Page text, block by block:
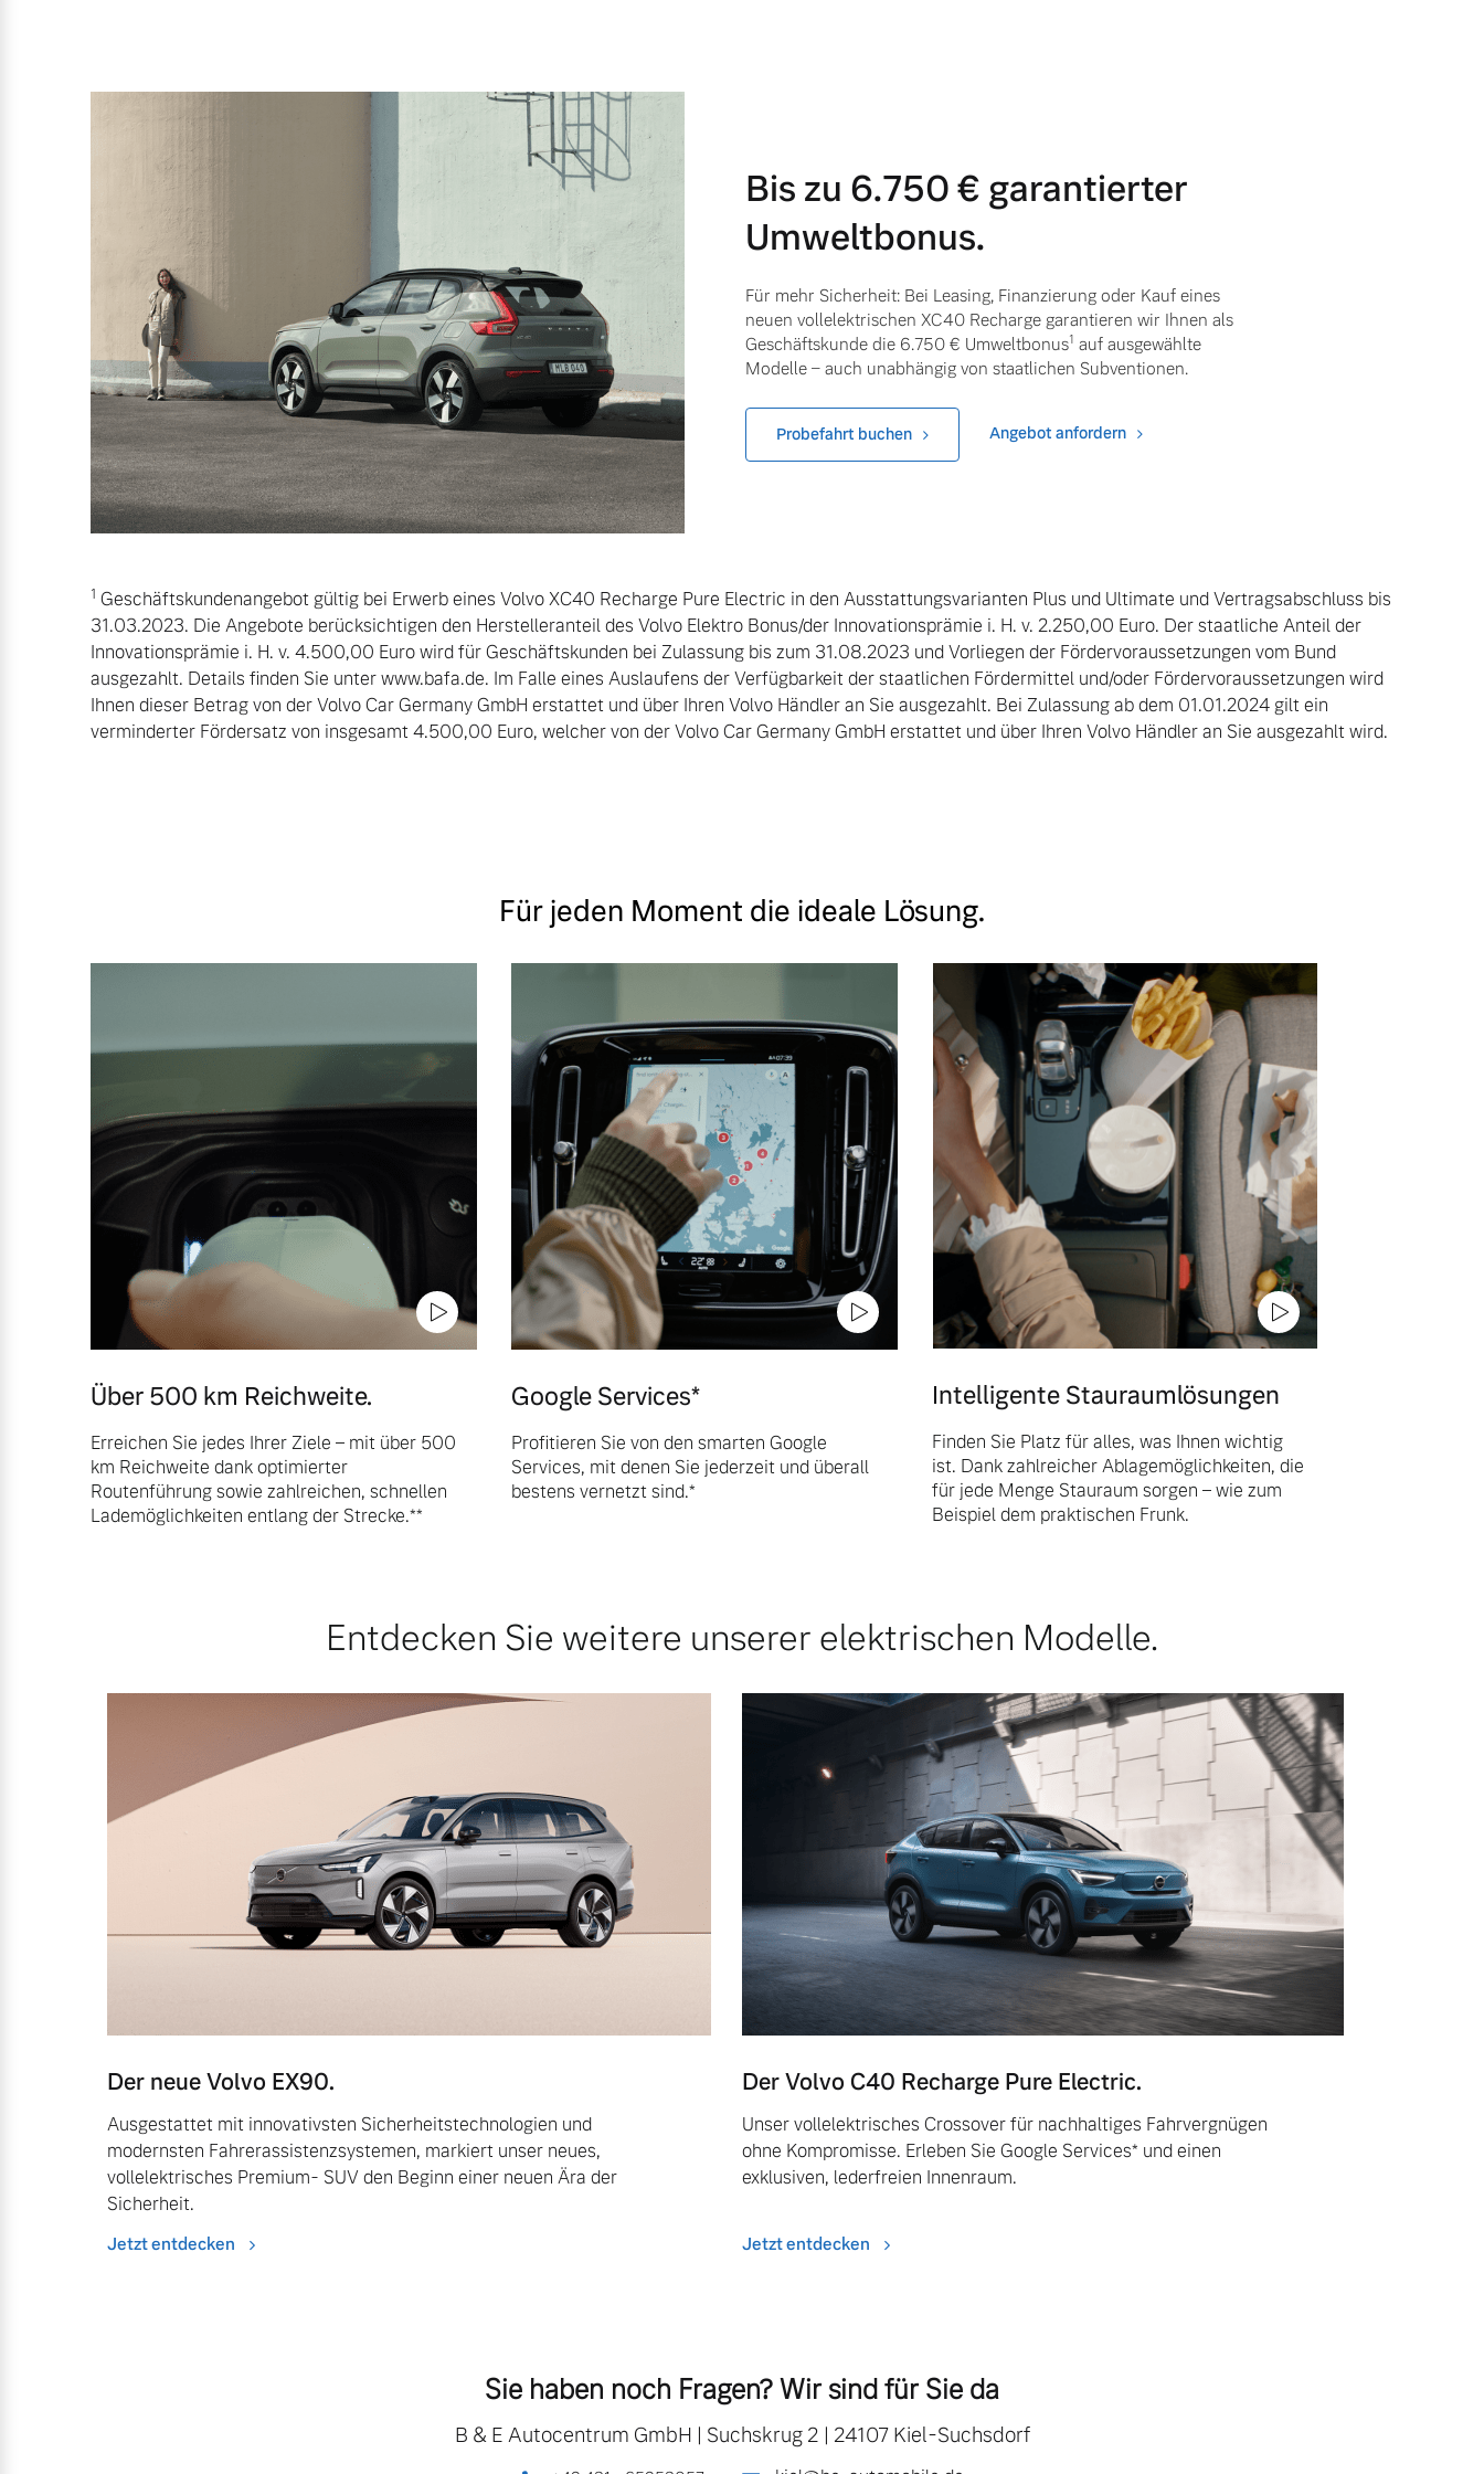
Entdecken Sie unsere saisonalen Angebote.
Mehr erfahren
Finanzierung & Leasing
Versicherung
Bis zu 6.750 € garantierter
Umweltbonus.
Für mehr Sicherheit: Bei Leasing, Finanzierung oder Kauf eines
neuen vollelektrischen XC40 Recharge garantieren wir Ihnen als
Geschäftskunde die 6.750 € Umweltbonus1 auf ausgewählte
Modelle – auch unabhängig von staatlichen Subventionen.
Probefahrt buchen Angebot anfordern
1 Geschäftskundenangebot gültig bei Erwerb eines Volvo XC40 Recharge Pure Electric in den Ausstattungsvarianten Plus und Ultimate und Vertragsabschluss bis
31.03.2023. Die Angebote berücksichtigen den Herstelleranteil des Volvo Elektro Bonus/der Innovationsprämie i. H. v. 2.250,00 Euro. Der staatliche Anteil der
Innovationsprämie i. H. v. 4.500,00 Euro wird für Geschäftskunden bei Zulassung bis zum 31.08.2023 und Vorliegen der Fördervoraussetzungen vom Bund
ausgezahlt. Details finden Sie unter www.bafa.de. Im Falle eines Auslaufens der Verfügbarkeit der staatlichen Fördermittel und/oder Fördervoraussetzungen wird
Ihnen dieser Betrag von der Volvo Car Germany GmbH erstattet und über Ihren Volvo Händler an Sie ausgezahlt. Bei Zulassung ab dem 01.01.2024 gilt ein
verminderter Fördersatz von insgesamt 4.500,00 Euro, welcher von der Volvo Car Germany GmbH erstattet und über Ihren Volvo Händler an Sie ausgezahlt wird.
Für jeden Moment die ideale Lösung.
Über 500 km Reichweite.
Erreichen Sie jedes Ihrer Ziele – mit über 500
km Reichweite dank optimierter
Routenführung sowie zahlreichen, schnellen
Lademöglichkeiten entlang der Strecke.**
Google Services*
Profitieren Sie von den smarten Google
Services, mit denen Sie jederzeit und überall
bestens vernetzt sind.*
Intelligente Stauraumlösungen
Finden Sie Platz für alles, was Ihnen wichtig
ist. Dank zahlreicher Ablagemöglichkeiten, die
für jede Menge Stauraum sorgen – wie zum
Beispiel dem praktischen Frunk.
Entdecken Sie weitere unserer elektrischen Modelle.
Der neue Volvo EX90.
Ausgestattet mit innovativsten Sicherheitstechnologien und
modernsten Fahrerassistenzsystemen, markiert unser neues,
vollelektrisches Premium- SUV den Beginn einer neuen Ära der
Sicherheit.
Jetzt entdecken
Der Volvo C40 Recharge Pure Electric.
Unser vollelektrisches Crossover für nachhaltiges Fahrvergnügen
ohne Kompromisse. Erleben Sie Google Services* und einen
exklusiven, lederfreien Innenraum.
Jetzt entdecken
Sie haben noch Fragen? Wir sind für Sie da
B & E Autocentrum GmbH | Suchskrug 2 | 24107 Kiel-Suchsdorf